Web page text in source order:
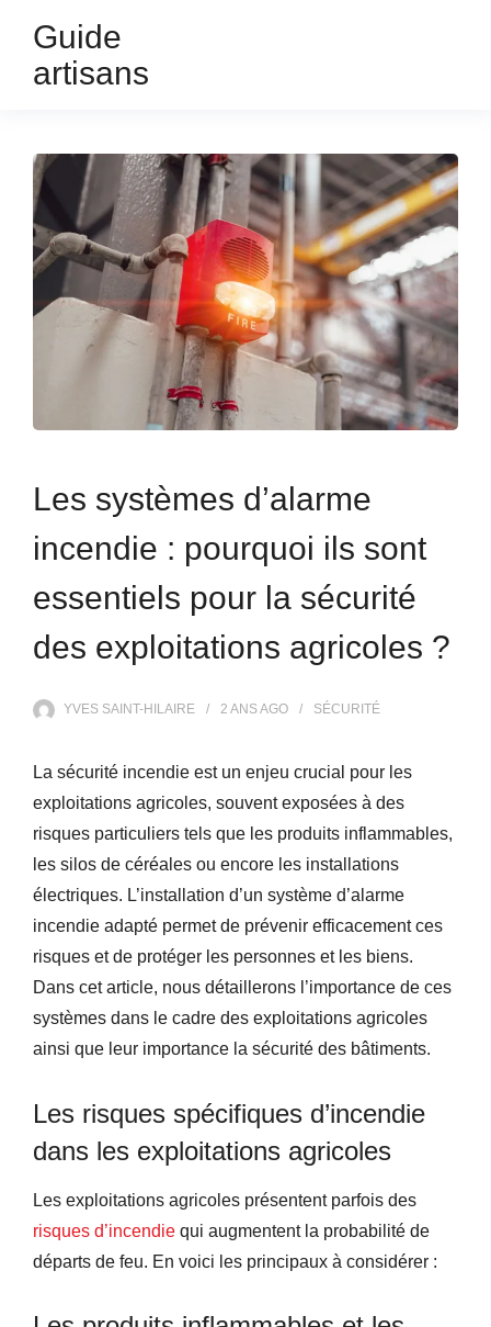
Guide
artisans
Les systèmes d’alarme
incendie : pourquoi ils sont
essentiels pour la sécurité
des exploitations agricoles ?
YVES SAINT-HILAIRE 2 ANSAGO SÉCURITÉ
La sécurité incendie est un enjeu crucial pour les
exploitations agricoles, souvent exposées à des
risques particuliers tels que les produits inflammables,
les silos de céréales ou encore les installations
électriques. L’installation d’un système d’alarme
incendie adapté permet de prévenir efficacement ces
risques et de protéger les personnes et les biens.
Dans cet article, nous détaillerons l’importance de ces
systèmes dans le cadre des exploitations agricoles
ainsi que leur importance la sécurité des bâtiments.
Les risques spécifiques d’incendie
dans les exploitations agricoles
Les exploitations agricoles présentent parfois des
risques d’incendie qui augmentent la probabilité de
départs de feu. En voici les principaux à considérer :